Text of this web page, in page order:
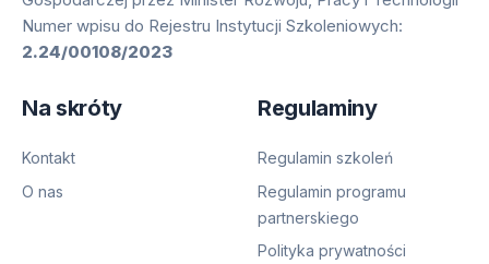
Numer wpisu do Rejestru Instytucji Szkoleniowych:
2.24/00108/2023
Na skróty
Kontakt
O nas
Regulaminy
Regulamin szkoleń
Regulamin programu
partnerskiego
Polityka prywatności